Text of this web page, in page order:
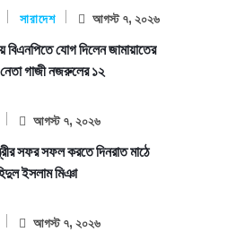
সারাদেশ আগস্ট ৭, ২০২৬
বিএনপিতে যোগ দিলেন জামায়াতের
গাজী নজরুলের ১২
আগস্ট ৭, ২০২৬
সফর সফল করতে দিনরাত মাঠে
ইসলাম মিঞা
আগস্ট ৭, ২০২৬